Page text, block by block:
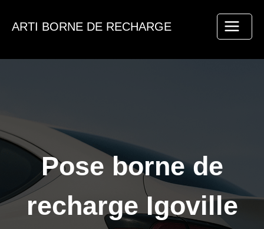
ARTI BORNE DE RECHARGE
Pose borne de
recharge Igoville